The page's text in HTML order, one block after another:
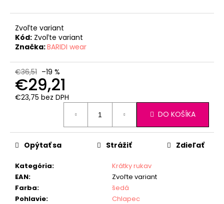
Zvoľte variant
Kód: Zvoľte variant
Značka:BARIDI wear
€36,51 –19 %
€29,21
€23,75 bez DPH
DO KOŠÍKA
Kategória:
Krátky rukav
EAN:
Zvoľte variant
Farba:
šedá
Pohlavie: Chlapec
Opýtať sa Strážiť Zdieľať